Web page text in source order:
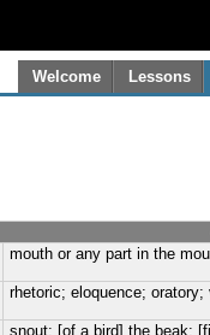
Welcome Lessons
mouth or any part in the
rhetoric; eloquence; oratory;
snout; [of a bird] the beak;